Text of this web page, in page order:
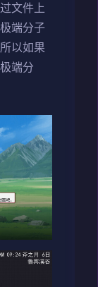
文件上
端分子
以如果
端分